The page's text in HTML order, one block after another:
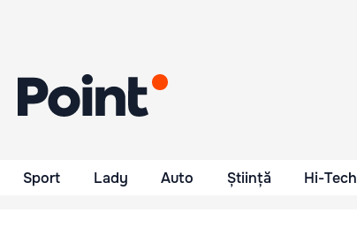
Sport Lady Auto Știință Hi-Tech